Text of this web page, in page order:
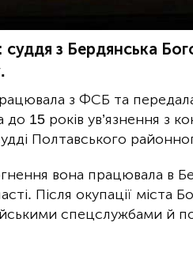
суддя з Бердянська
з ФСБ та
15 років ув’язнення з
Полтавського
вона працювала в
Після окупації міста
спецслужбами й